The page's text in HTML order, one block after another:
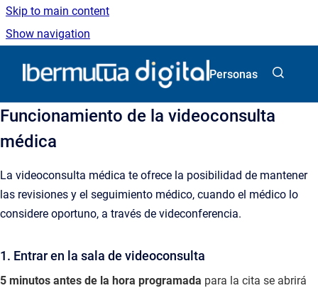
Skip to main content
Show navigation
Go to homepage
Personas
Funcionamiento de la videoconsulta
médica
La videoconsulta médica te ofrece la posibilidad de mantener
las revisiones y el seguimiento médico, cuando el médico lo
considere oportuno, a través de videconferencia.
1. Entrar en la sala de videoconsulta
5 minutos antes de la hora programada para la cita se abrirá